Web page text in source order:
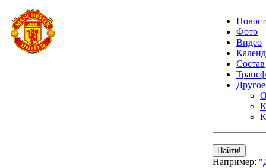
Фото
Видео
Состав
Другое
Найти!
Например: